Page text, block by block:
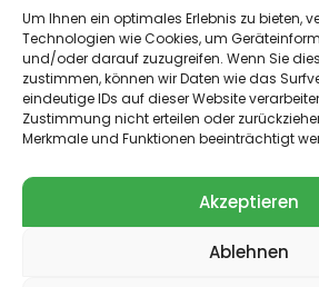
Um Ihnen ein optimales Erlebnis zu bieten,
Technologien wie Cookies, um
und/oder darauf zuzugreifen. Wenn Sie
zustimmen, können wir Daten wie das
eindeutige IDs auf dieser Website
Zustimmung nicht erteilen oder
Merkmale und Funktionen beeinträchtigt
Akzeptieren
Ablehnen
Administration
Harztor.de als
auf
iPhone und
© 2024 – 2026 Landgemeinde